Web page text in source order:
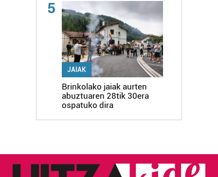
5
JAIAK
Brinkolako jaiak aurten
abuztuaren 28tik 30era
ospatuko dira